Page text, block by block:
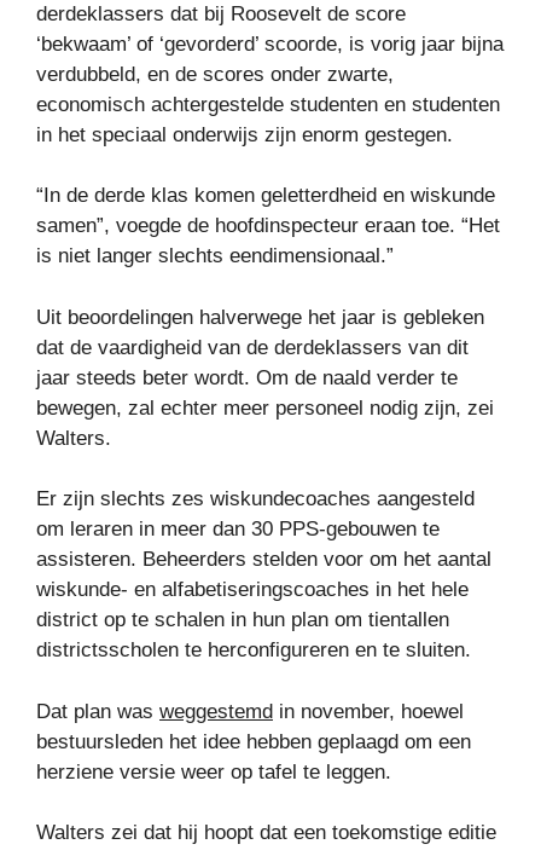
derdeklassers dat bij Roosevelt de score
‘bekwaam’ of ‘gevorderd’ scoorde, is vorig jaar bijna
verdubbeld, en de scores onder zwarte,
economisch achtergestelde studenten en studenten
in het speciaal onderwijs zijn enorm gestegen.
“In de derde klas komen geletterdheid en wiskunde
samen”, voegde de hoofdinspecteur eraan toe. “Het
is niet langer slechts eendimensionaal.”
Uit beoordelingen halverwege het jaar is gebleken
dat de vaardigheid van de derdeklassers van dit
jaar steeds beter wordt. Om de naald verder te
bewegen, zal echter meer personeel nodig zijn, zei
Walters.
Er zijn slechts zes wiskundecoaches aangesteld
om leraren in meer dan 30 PPS-gebouwen te
assisteren. Beheerders stelden voor om het aantal
wiskunde- en alfabetiseringscoaches in het hele
district op te schalen in hun plan om tientallen
districtsscholen te herconfigureren en te sluiten.
Dat plan was weggestemd in november, hoewel
bestuursleden het idee hebben geplaagd om een ​​
herziene versie weer op tafel te leggen.
Walters zei dat hij hoopt dat een toekomstige editie